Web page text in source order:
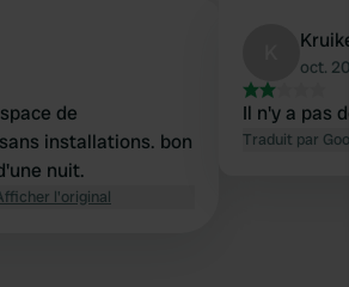
de
installations. bon
nuit.
l'original
oct.
Il n'y a pas
Traduit par